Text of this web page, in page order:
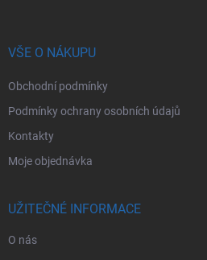
VŠE O NÁKUPU
Obchodní podmínky
Podmínky ochrany osobních údajů
Kontakty
Moje objednávka
UŽITEČNÉ INFORMACE
O nás